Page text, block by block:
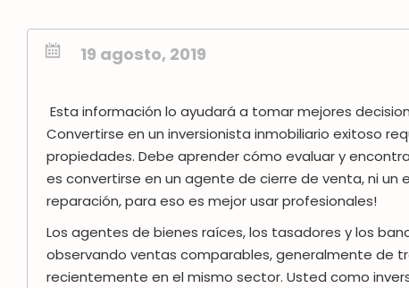
19 agosto, 2019
Esta información lo ayudará a tomar mejores
Convertirse en un inversionista inmobiliario exitoso
propiedades. Debe aprender cómo evaluar y
es convertirse en un agente de cierre de venta, ni
reparación, para eso es mejor usar profesionales!
Los agentes de bienes raíces, los tasadores y los
observando ventas comparables, generalmente de
recientemente en el mismo sector. Usted como